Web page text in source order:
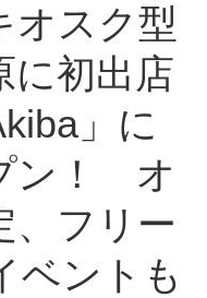
オスク型
に初出店
」に
ン！ オ
、フリー
ベントも